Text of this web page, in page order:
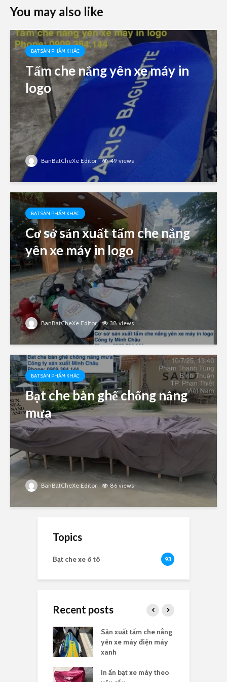
You may also like
BẠT SẢN PHẨM KHÁC
Tấm che nắng yên xe máy in
logo
BanBatCheXe Editor 49 views
BẠT SẢN PHẨM KHÁC
Cơ sở sản xuất tấm che nắng
yên xe máy in logo
BanBatCheXe Editor 38 views
BẠT SẢN PHẨM KHÁC
Bạt che bàn ghế chống nắng
mưa
BanBatCheXe Editor 86 views
Topics
Bạt che xe ô tô 93
Recent posts
Sản xuất tấm che nắng
yên xe máy điện máy
xanh
In ấn bạt xe máy theo